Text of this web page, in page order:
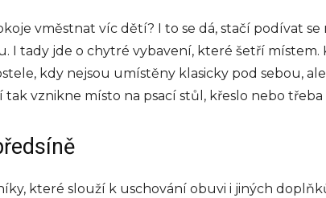
vměstnat víc dětí? I to se dá, stačí podívat se
I tady jde o chytré vybavení, které šetří místem.
kdy nejsou umístěny klasicky pod sebou, ale
vznikne místo na psací stůl, křeslo nebo třeba
které slouží k uschování obuvi i jiných